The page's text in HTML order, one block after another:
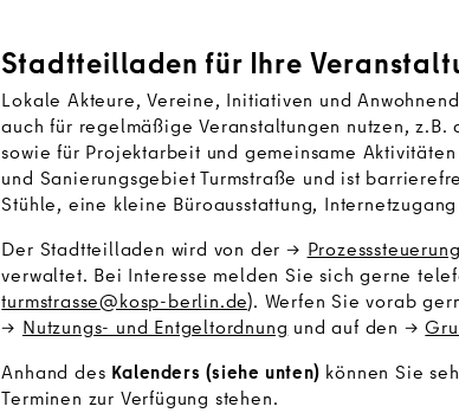
Stadtteilladen für Ihre
Lokale Akteure, Vereine, Initiativen und
auch für regelmäßige Veranstaltungen nutzen, z.B.
sowie für Projektarbeit und gemeinsame
und Sanierungsgebiet Turmstraße und ist
Stühle, eine kleine Büroausstattung,
Der Stadtteilladen wird von der
Prozesssteuerung
verwaltet. Bei Interesse melden Sie sich gerne
turmstrasse@kosp-berlin.de). Werfen Sie vorab
Nutzungs- und Entgeltordnung und auf den
Anhand des Kalenders (siehe unten) können Sie
Terminen zur Verfügung stehen.